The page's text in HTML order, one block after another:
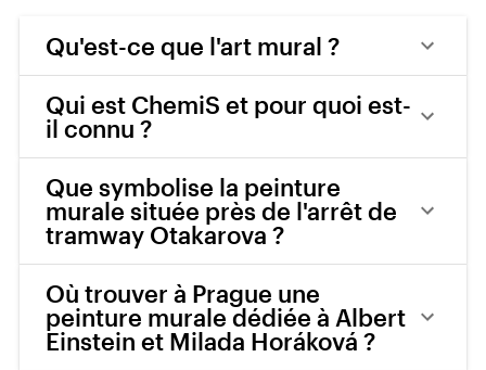
Qu'est-ce que l'art mural ?
Qui est ChemiS et pour quoi est-
il connu ?
Que symbolise la peinture
murale située près de l'arrêt de
tramway Otakarova ?
Où trouver à Prague une
peinture murale dédiée à Albert
Einstein et Milada Horáková ?